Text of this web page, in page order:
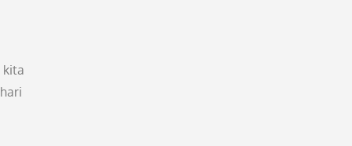
kita